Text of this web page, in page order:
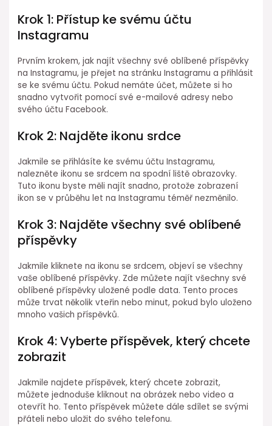
Krok 1: Přístup ke svému účtu
Instagramu
Prvním krokem, jak najít všechny své oblíbené příspěvky
na Instagramu, je přejet na stránku Instagramu a přihlásit
se ke svému účtu. Pokud nemáte účet, můžete si ho
snadno vytvořit pomocí své e-mailové adresy nebo
svého účtu Facebook.
Krok 2: Najděte ikonu srdce
Jakmile se přihlásíte ke svému účtu Instagramu,
nalezněte ikonu se srdcem na spodní liště obrazovky.
Tuto ikonu byste měli najít snadno, protože zobrazení
ikon se v průběhu let na Instagramu téměř nezměnilo.
Krok 3: Najděte všechny své oblíbené
příspěvky
Jakmile kliknete na ikonu se srdcem, objeví se všechny
vaše oblíbené příspěvky. Zde můžete najít všechny své
oblíbené příspěvky uložené podle data. Tento proces
může trvat několik vteřin nebo minut, pokud bylo uloženo
mnoho vašich příspěvků.
Krok 4: Vyberte příspěvek, který chcete
zobrazit
Jakmile najdete příspěvek, který chcete zobrazit,
můžete jednoduše kliknout na obrázek nebo video a
otevřít ho. Tento příspěvek můžete dále sdílet se svými
přáteli nebo uložit do svého telefonu.